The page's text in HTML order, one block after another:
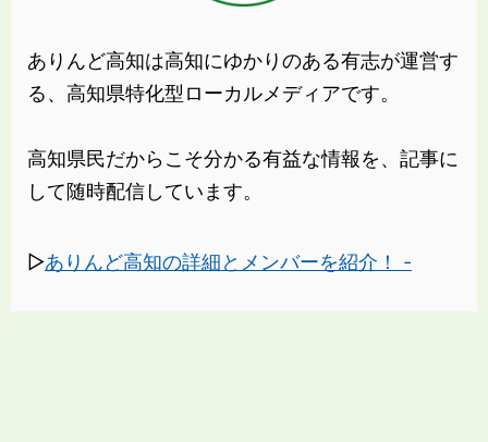
ありんど高知は高知にゆかりのある有志が運営す
る、高知県特化型ローカルメディアです。
高知県民だからこそ分かる有益な情報を、記事に
して随時配信しています。
▷ありんど高知の詳細とメンバーを紹介！ -